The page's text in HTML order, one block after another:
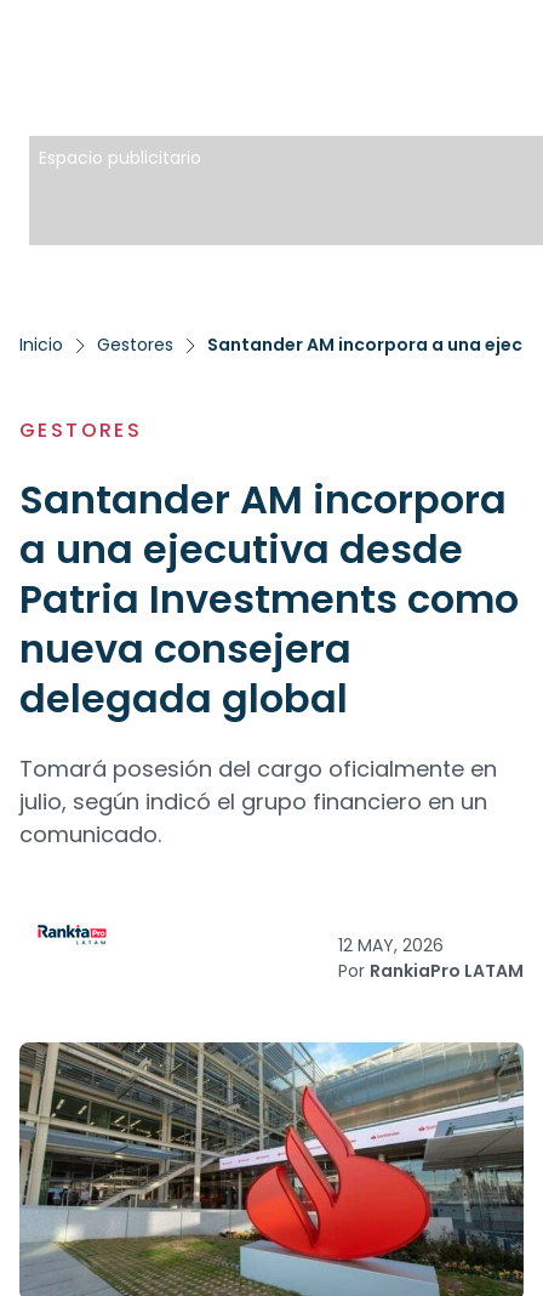
Espacio publicitario
Inicio Gestores
GESTORES
Santander AM incorpora
a una ejecutiva desde
Patria Investments como
nueva consejera
delegada global
Tomará posesión del cargo oficialmente en
julio, según indicó el grupo financiero en un
comunicado.
12 MAY, 2026
Por RankiaPro LATAM